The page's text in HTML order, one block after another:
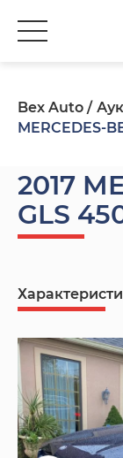
Bex Auto
MERCEDES-
2017
GLS